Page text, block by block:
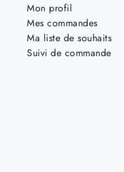
Mon profil
Mes commandes
Ma liste de souhaits
Suivi de commande